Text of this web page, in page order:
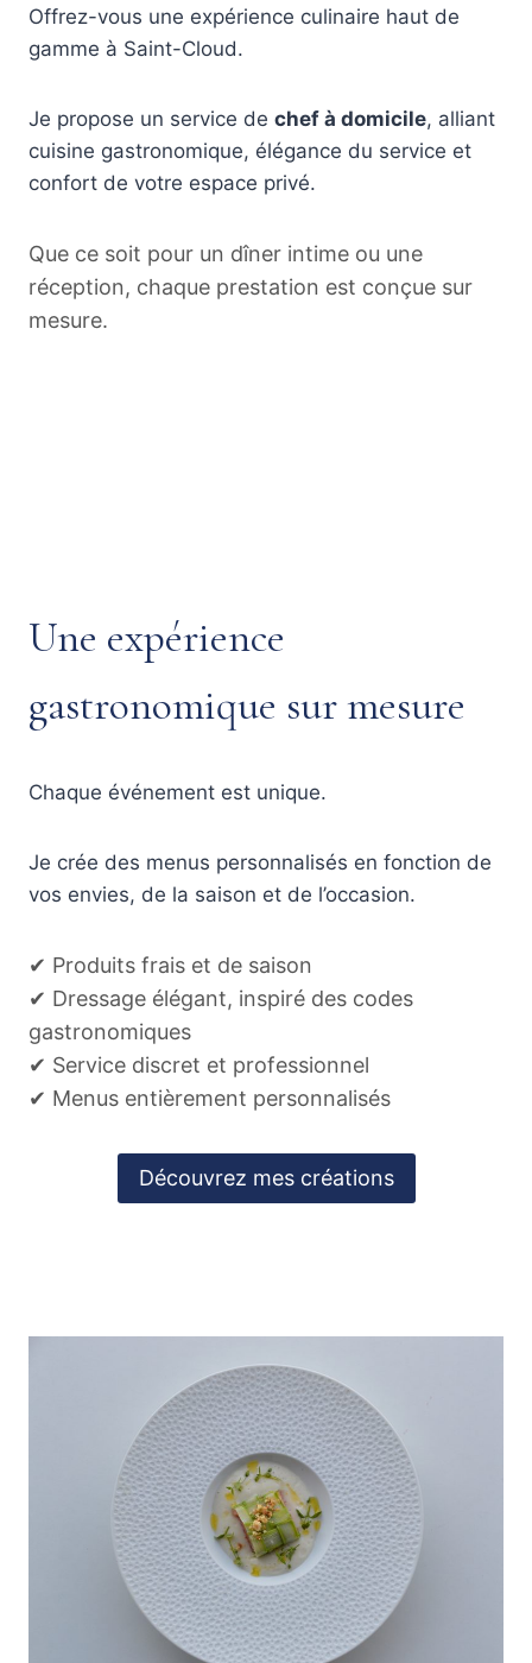
Offrez-vous une expérience culinaire haut de
gamme à Saint-Cloud.
Je propose un service de chef à domicile, alliant
cuisine gastronomique, élégance du service et
confort de votre espace privé.
Que ce soit pour un dîner intime ou une
réception, chaque prestation est conçue sur
mesure.
Une expérience
gastronomique sur mesure
Chaque événement est unique.
Je crée des menus personnalisés en fonction de
vos envies, de la saison et de l’occasion.
✔ Produits frais et de saison
✔ Dressage élégant, inspiré des codes
gastronomiques
✔ Service discret et professionnel
✔ Menus entièrement personnalisés
Découvrez mes créations